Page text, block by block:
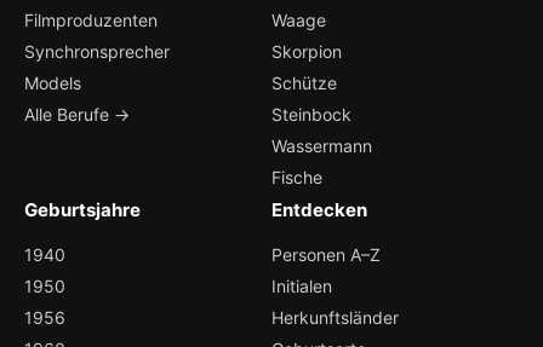
Filmproduzenten
Synchronsprecher
Models
Alle Berufe →
Waage
Skorpion
Schütze
Steinbock
Wassermann
Fische
Geburtsjahre
1940
1950
1956
Entdecken
Personen A–Z
Initialen
Herkunftsländer